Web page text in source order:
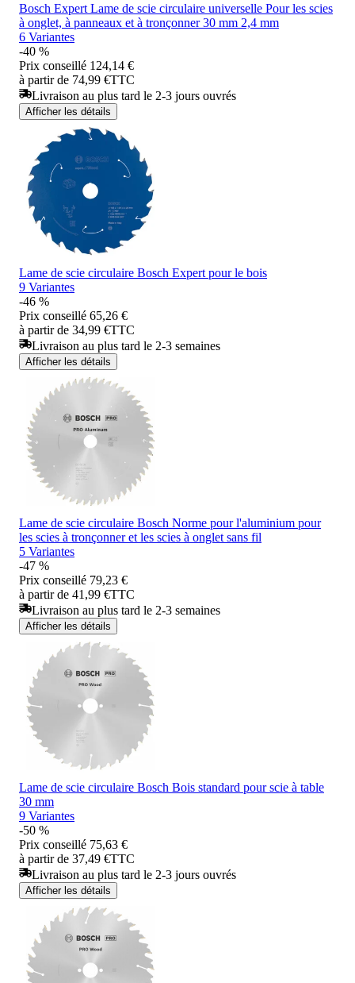
Bosch Expert Lame de scie circulaire universelle Pour les scies
à onglet, à panneaux et à tronçonner 30 mm 2,4 mm
6 Variantes
-40 %
Prix conseillé 124,14 €
à partir de 74,99 €TTC
Livraison au plus tard le 2-3 jours ouvrés
Afficher les détails
Lame de scie circulaire Bosch Expert pour le bois
9 Variantes
-46 %
Prix conseillé 65,26 €
à partir de 34,99 €TTC
Livraison au plus tard le 2-3 semaines
Afficher les détails
Lame de scie circulaire Bosch Norme pour l'aluminium pour
les scies à tronçonner et les scies à onglet sans fil
5 Variantes
-47 %
Prix conseillé 79,23 €
à partir de 41,99 €TTC
Livraison au plus tard le 2-3 semaines
Afficher les détails
Lame de scie circulaire Bosch Bois standard pour scie à table
30 mm
9 Variantes
-50 %
Prix conseillé 75,63 €
à partir de 37,49 €TTC
Livraison au plus tard le 2-3 jours ouvrés
Afficher les détails